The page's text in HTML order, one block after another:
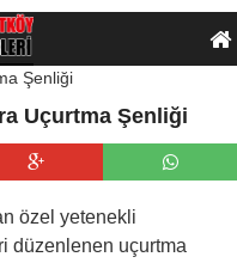
Uçurtma Şenliği
özel yetenekli
düzenlenen uçurtma